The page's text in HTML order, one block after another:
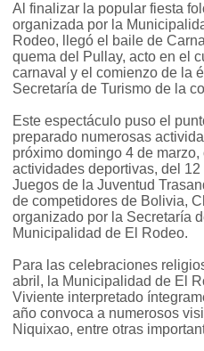
Al finalizar la popular fiesta
organizada por la
Rodeo, llegó el baile de
quema del Pullay, acto en el
carnaval y el comienzo de la
Secretaría de Turismo de la
Este espectáculo puso el
preparado numerosas
próximo domingo 4 de
actividades deportivas, del
Juegos de la Juventud
de competidores de Bolivia,
organizado por la Secretaría
Municipalidad de El Rodeo.
Para las celebraciones
abril, la Municipalidad de El
Viviente interpretado
año convoca a numerosos
Niquixao, entre otras